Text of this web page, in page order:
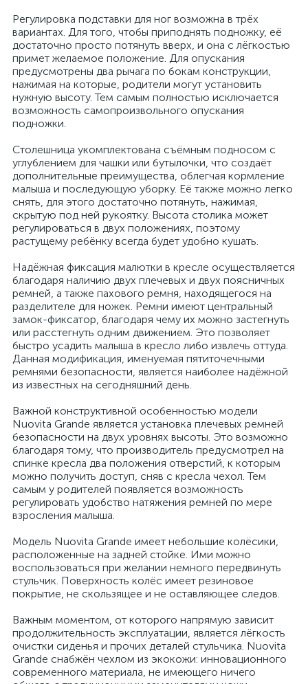
Регулировка подставки для ног возможна в трёх
вариантах. Для того, чтобы приподнять подножку, её
достаточно просто потянуть вверх, и она с лёгкостью
примет желаемое положение. Для опускания
предусмотрены два рычага по бокам конструкции,
нажимая на которые, родители могут установить
нужную высоту. Тем самым полностью исключается
возможность самопроизвольного опускания
подножки.
Столешница укомплектована съёмным подносом с
углублением для чашки или бутылочки, что создаёт
дополнительные преимущества, облегчая кормление
малыша и последующую уборку. Её также можно легко
снять, для этого достаточно потянуть, нажимая,
скрытую под ней рукоятку. Высота столика может
регулироваться в двух положениях, поэтому
растущему ребёнку всегда будет удобно кушать.
Надёжная фиксация малютки в кресле осуществляется
благодаря наличию двух плечевых и двух поясничных
ремней, а также пахового ремня, находящегося на
разделителе для ножек. Ремни имеют центральный
замок-фиксатор, благодаря чему их можно застегнуть
или расстегнуть одним движением. Это позволяет
быстро усадить малыша в кресло либо извлечь оттуда.
Данная модификация, именуемая пятиточечными
ремнями безопасности, является наиболее надёжной
из известных на сегодняшний день.
Важной конструктивной особенностью модели
Nuovita Grande является установка плечевых ремней
безопасности на двух уровнях высоты. Это возможно
благодаря тому, что производитель предусмотрел на
спинке кресла два положения отверстий, к которым
можно получить доступ, сняв с кресла чехол. Тем
самым у родителей появляется возможность
регулировать удобство натяжения ремней по мере
взросления малыша.
Модель Nuovita Grande имеет небольшие колёсики,
расположенные на задней стойке. Ими можно
воспользоваться при желании немного передвинуть
стульчик. Поверхность колёс имеет резиновое
покрытие, не скользящее и не оставляющее следов.
Важным моментом, от которого напрямую зависит
продолжительность эксплуатации, является лёгкость
очистки сиденья и прочих деталей стульчика. Nuovita
Grande снабжён чехлом из экокожи: инновационного
современного материала, не имеющего ничего